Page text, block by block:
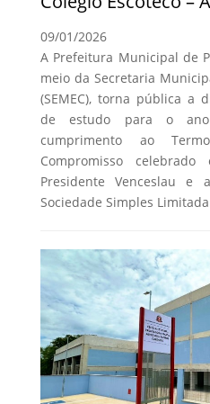
09/01/2026
A Prefeitura Municipal de
meio da Secretaria
(SEMEC), torna pública a
de estudo para o
cumprimento ao
Compromisso
Presidente Venceslau e
Sociedade Simples